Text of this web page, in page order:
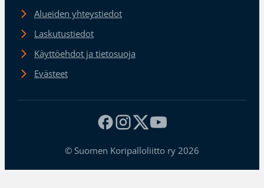
Alueiden yhteystiedot
Laskutustiedot
Käyttöehdot ja tietosuoja
Evästeet
© Suomen Koripalloliitto ry 2026